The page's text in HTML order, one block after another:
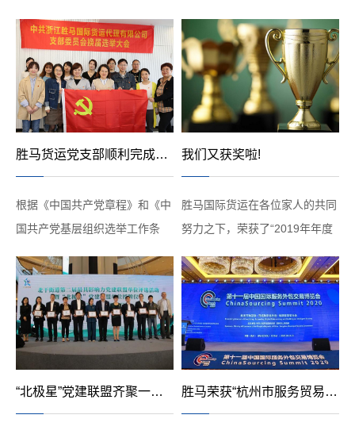
年度北干街道综合考评优秀单
位、先进企业、五星级党组织、
优秀社工等各类先进集体和个
人。北干街道位所辖企业约2
万...
会议对“2020年度抗击疫情突出
贡献企业”进行了表彰，胜马货
运获此殊荣。
胜马货运党支部顺利完成改选工作
根据《中国共产党章程》和《中
国共产党基层组织选举工作条
委批准，2020年11月18日，浙
江胜马货运党支部召开党员大
会，进行换届选举。北干街道党
工委工作人员到会进行指导。会
议严...
我们又获奖啦!
胜马国际货运在各位家人的共同
努力之下，荣获了“2019年年度
年年度民营五十强”两个奖项！
有快乐，有痛苦；有汗水，有泪
珠；有辛劳，有收获。是大家踏
实的工作，难能可贵的责任...
“北极星”党建联盟齐聚一堂，胜马荣获最具影响力的党建联盟企业称号 胜马荣获“杭州市服务贸易成长型企业”称号